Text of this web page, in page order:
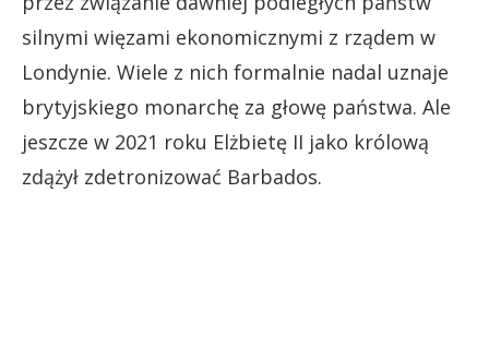
silnymi więzami ekonomicznymi z rządem w
Londynie. Wiele z nich formalnie nadal uznaje
brytyjskiego monarchę za głowę państwa. Ale
jeszcze w 2021 roku Elżbietę II jako królową
zdążył zdetronizować Barbados.